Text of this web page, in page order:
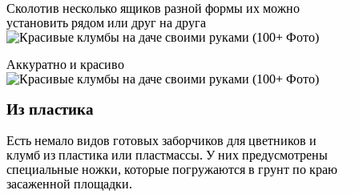
Сколотив несколько ящиков разной формы их можно
установить рядом или друг на друга
Аккуратно и красиво
Из пластика
Есть немало видов готовых заборчиков для цветников и
клумб из пластика или пластмассы. У них предусмотрены
специальные ножки, которые погружаются в грунт по краю
засаженной площадки.